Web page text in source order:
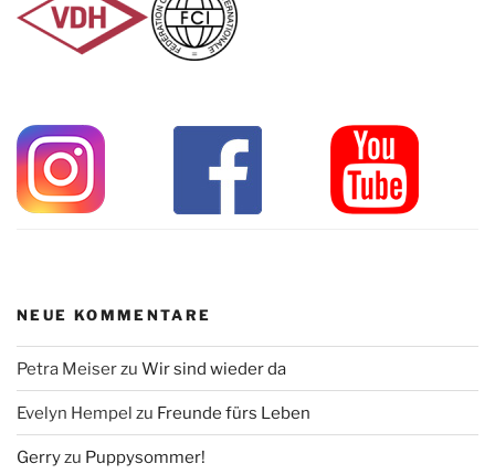
NEUE KOMMENTARE
Petra Meiserzu Wir sind wieder da
Evelyn Hempel zu Freunde fürs Leben
Gerryzu Puppysommer!